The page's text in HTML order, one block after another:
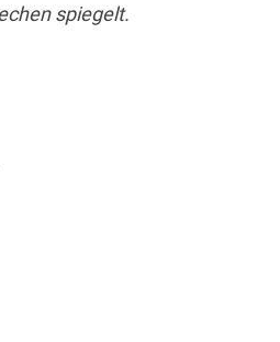
spiegelt.